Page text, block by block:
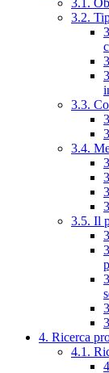
3.1.
3.2.
3.3.
3.4.
3.5. Il
4. Ricerca
4.1.